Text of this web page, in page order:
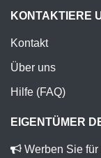
KONTAKTIERE
Kontakt
Über uns
Hilfe (FAQ)
EIGENTÜMER
Werben Sie